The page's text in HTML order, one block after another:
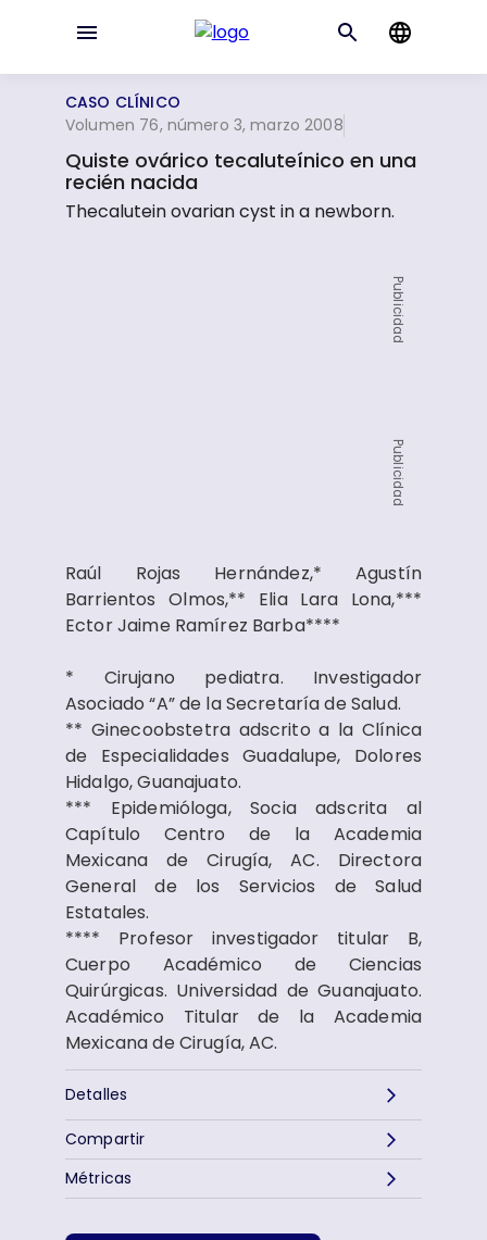
CASO CLÍNICO
Volumen 76, número 3, marzo 2008
Quiste ovárico tecaluteínico en una
recién nacida
Thecalutein ovarian cyst in a newborn.
Publicidad
Publicidad
Raúl Rojas Hernández,* Agustín
Barrientos Olmos,** Elia Lara Lona,***
Ector Jaime Ramírez Barba****
* Cirujano pediatra. Investigador
Asociado “A” de la Secretaría de Salud.
** Ginecoobstetra adscrito a la Clínica
de Especialidades Guadalupe, Dolores
Hidalgo, Guanajuato.
*** Epidemióloga, Socia adscrita al
Capítulo Centro de la Academia
Mexicana de Cirugía, AC. Directora
General de los Servicios de Salud
Estatales.
**** Profesor investigador titular B,
Cuerpo Académico de Ciencias
Quirúrgicas. Universidad de Guanajuato.
Académico Titular de la Academia
Mexicana de Cirugía, AC.
Detalles
Métricas
Compartir